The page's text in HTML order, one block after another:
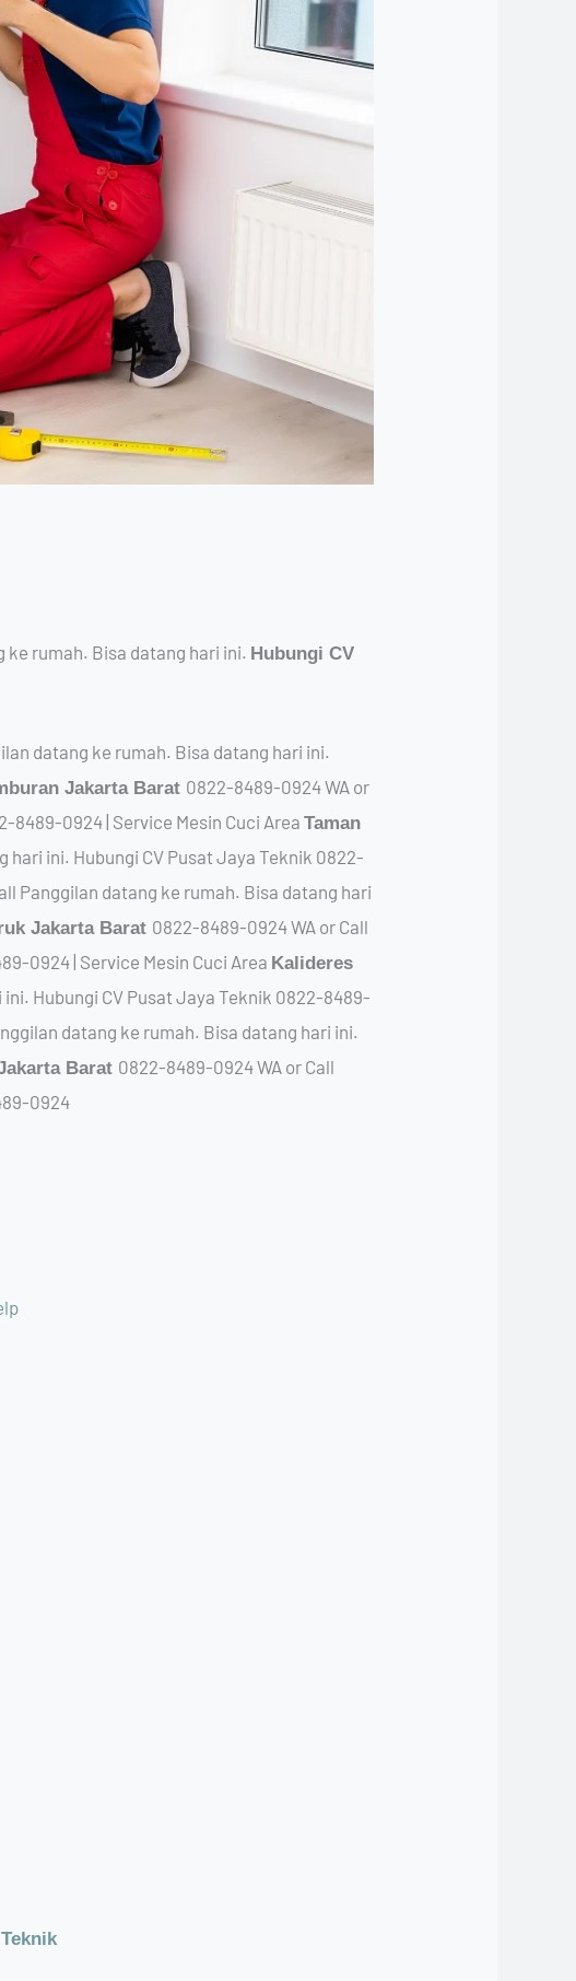
ke rumah. Bisa datang hari ini. Hubungi CV
datang ke rumah. Bisa datang hari ini.
Jakarta Barat 0822-8489-0924 WA or
8489-0924 | Service Mesin Cuci AreaTaman
ini. Hubungi CV Pusat Jaya Teknik 0822-
Panggilan datang ke rumah. Bisa datang hari
Jakarta Barat 0822-8489-0924 WA or Call
0924 | Service Mesin Cuci Area Kalideres
Hubungi CV Pusat Jaya Teknik 0822-8489-
datang ke rumah. Bisa datang hari ini.
Barat 0822-8489-0924 WA or Call
0924